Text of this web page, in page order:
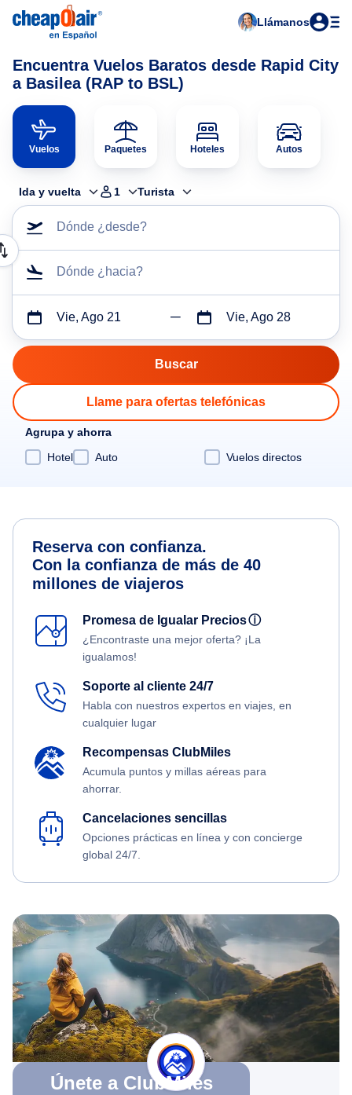
Llámanos
Encuentra Vuelos Baratos desde Rapid City
a Basilea (RAP to BSL)
Vuelos Paquetes Hoteles Autos
Ida y vuelta 1 Turista
Dónde ¿desde?
Dónde ¿hacia?
Vie, Ago 21 Vie, Ago 28
Llame para ofertas telefónicas
Agrupa y ahorra
Hotel
Auto Vuelos directos
Reserva con confianza.
Con la confianza de más de 40
millones de viajeros
Promesa de Igualar Preciosⓘ
¿Encontraste una mejor oferta? ¡La
igualamos!
Soporte al cliente 24/7
Habla con nuestros expertos en viajes, en
cualquier lugar
Recompensas ClubMiles
Acumula puntos y millas aéreas para
ahorrar.
Cancelaciones sencillas
Opciones prácticas en línea y con concierge
global 24/7.
Únete a ClubMiles